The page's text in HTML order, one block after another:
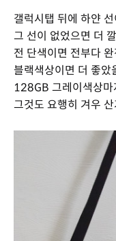
갤럭시탭 뒤에 하얀
그 선이 없었으면 더
전 단색이면 전부다
블랙색상이면 더 좋았
128GB 그레이색상
그것도 요행히 겨우